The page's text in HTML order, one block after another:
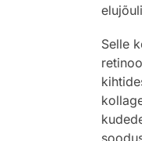
Selle